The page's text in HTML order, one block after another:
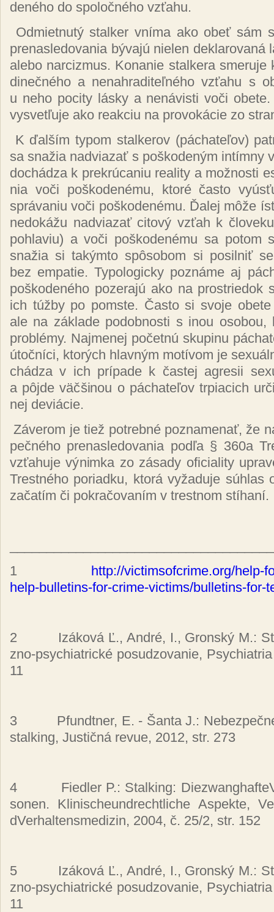
de­né­ho do spo­loč­né­ho vzťa­hu.
Od­miet­nu­tý stal­ker vní­ma ako obeť sám
pre­nas­le­do­va­nia bý­va­jú nie­len dek­la­ro­va­ná
ale­bo narc­izmus. Ko­na­nie stal­ke­ra
di­neč­né­ho a ne­nah­ra­di­teľ­né­ho vzťa­hu s
u ne­ho po­ci­ty lás­ky a ne­ná­vis­ti vo­či
vy­svet­ľu­je ako reak­ciu na pro­vo­ká­cie zo
K ďal­ším ty­pom stal­ke­rov (pá­cha­te­ľov)
sa sna­žia nad­via­zať s poš­ko­de­ným in­tím­ny
do­chá­dza k prek­rú­ca­niu reali­ty a mož­nos­ti
nia vo­či poš­ko­de­né­mu, kto­ré čas­to
sprá­va­niu vo­či poš­ko­de­né­mu. Ďalej mô­že
ne­do­ká­žu nad­via­zať ci­to­vý vzťah k
poh­la­viu) a vo­či poš­ko­de­né­mu sa po­tom
sna­žia si ta­kým­to spô­so­bom si po­sil­niť
bez em­pa­tie. Ty­po­lo­gic­ky poz­ná­me aj
poš­ko­de­né­ho po­ze­ra­jú ako na pros­trie­dok
ich túž­by po pom­ste. Čas­to si svo­je
ale na zá­kla­de po­dob­nos­ti s inou oso­bou,
prob­lé­my. Naj­me­nej po­čet­nú sku­pi­nu
útoč­ní­ci, kto­rých hlav­ným mo­tí­vom je
chá­dza v ich prí­pa­de k čas­tej ag­re­sii
a pôj­de väč­ši­nou o pá­cha­te­ľov tr­pia­cich
nej de­viá­cie.
Zá­ve­rom je tiež pot­reb­né poz­na­me­nať, že
peč­né­ho pre­nas­le­do­va­nia pod­ľa § 360a
vzťa­hu­je vý­nim­ka zo zá­sa­dy ofi­cia­li­ty
Tres­tné­ho po­riad­ku, kto­rá vy­ža­du­je súh­las
za­ča­tím či pok­ra­čo­va­ním v tres­tnom stí­ha­ní.
1
http://vic­tim­sof­cri­me.org/help-
help-bulle­tins-for-cri­me-vic­tims/bulle­tins-for-
2
Izá­ko­vá Ľ., An­dré, I., Gron­ský M.:
zno-psy­chia­tric­ké po­su­dzo­va­nie,
11
3
Pfun­dtner, E. - Šan­ta J.:
stal­king, Jus­tič­ná re­vue, 2012, str. 273
4
Fie­dler P.: Stal­king:
so­nen. Kli­nis­cheun­drech­tli­che As­pek­te,
dVer­hal­ten­sme­di­zin, 2004, č. 25/2, str. 152
5
Izá­ko­vá Ľ., An­dré, I., Gron­ský M.:
zno-psy­chia­tric­ké po­su­dzo­va­nie,
11